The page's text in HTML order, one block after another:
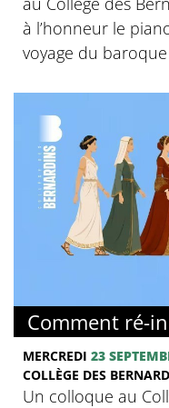
à l’honneur le
voyage du
Comment ré-
MERCREDI 23
COLLÈGE DES
Un colloque au